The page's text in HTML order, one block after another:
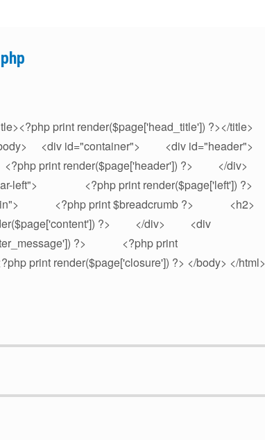
print render($page['head_title']) ?></title>
<body> <div id="container"> <div id="header">
print render($page['header']) ?> </div>
left"> <?php print render($page['left']) ?>
<?php print $breadcrumb ?> <h2>
?> </div> <div
?> <?php print
render($page['closure']) ?> </body> </html>